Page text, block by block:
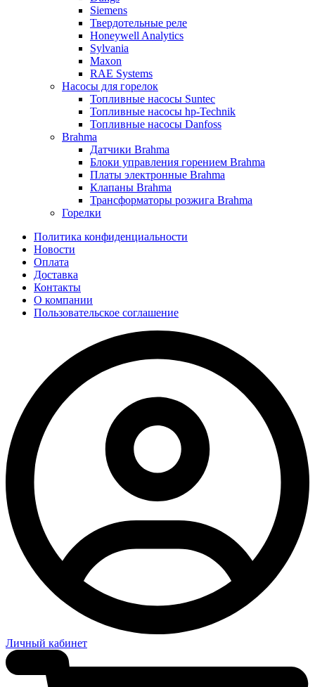
Siemens
Твердотельные реле
Honeywell Analytics
Sylvania
Maxon
RAE Systems
Насосы для горелок
Топливные насосы Suntec
Топливные насосы hp-Technik
Топливные насосы Danfoss
Brahma
Датчики Brahma
Блоки управления горением Brahma
Платы электронные Brahma
Клапаны Brahma
Трансформаторы розжига Brahma
Горелки
Политика конфиденциальности
Новости
Оплата
Доставка
Контакты
О компании
Пользовательское соглашение
Личный кабинет